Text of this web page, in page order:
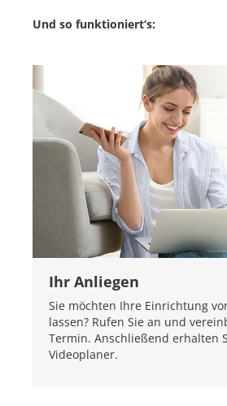
Und so funktioniert‘s:
Ihr Anliegen
Sie möchten Ihre Einrichtung
lassen? Rufen Sie an und
Termin. Anschließend erhalten
Videoplaner.